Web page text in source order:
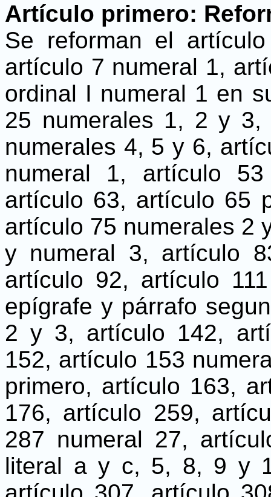
Artículo primero:
Se reforman el
artículo 7 numeral 1,
ordinal I numeral 1 en
25 numerales 1, 2 y 3,
numerales 4, 5 y 6,
numeral 1, artículo
artículo 63, artículo 65
artículo 75 numerales 2
y numeral 3, artículo
artículo 92, artículo
epígrafe y párrafo
2 y 3, artículo 142,
152, artículo 153
primero, artículo 163,
176, artículo 259,
287 numeral 27,
literal a y c, 5, 8, 9 y